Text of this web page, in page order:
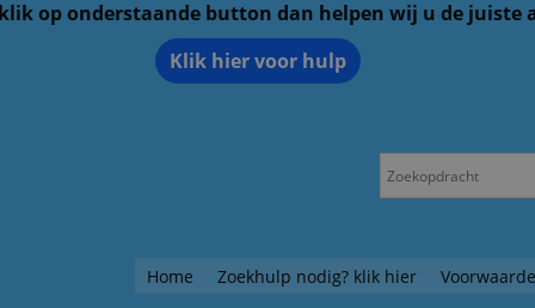
op onderstaande button dan helpen wij u de
Klik hier voor hulp
Home Zoekhulp nodig? klik hier